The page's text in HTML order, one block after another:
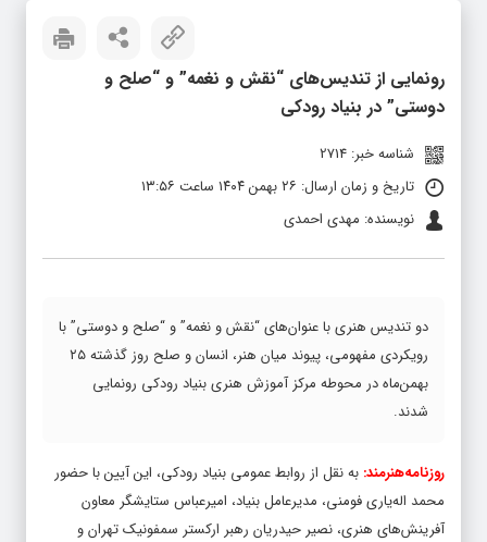
رونمایی از تندیس‌های “نقش و نغمه” و “صلح و
دوستی” در بنیاد رودکی
شناسه خبر: 2714
تاریخ و زمان ارسال: ۲۶ بهمن ۱۴۰۴ ساعت ۱۳:۵۶
نویسنده: مهدی احمدی
دو تندیس هنری با عنوان‌های “نقش و نغمه” و “صلح و دوستی” با
رویکردی مفهومی، پیوند میان هنر، انسان و صلح روز گذشته ۲۵
بهمن‌ماه در محوطه مرکز آموزش هنری بنیاد رودکی رونمایی
شدند.
روزنامه‌هنرمند: به نقل از روابط عمومی بنیاد رودکی، این آیین با حضور
محمد اله‌یاری فومنی، مدیرعامل بنیاد، امیرعباس ستایشگر معاون
آفرینش‌های هنری، نصیر حیدریان رهبر ارکستر سمفونیک تهران و